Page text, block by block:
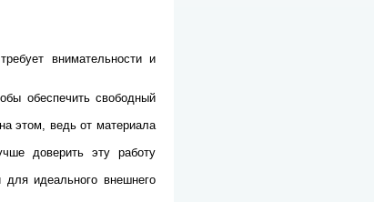
внимательности и
обеспечить свободный
этом, ведь от материала
доверить эту работу
для идеального внешнего